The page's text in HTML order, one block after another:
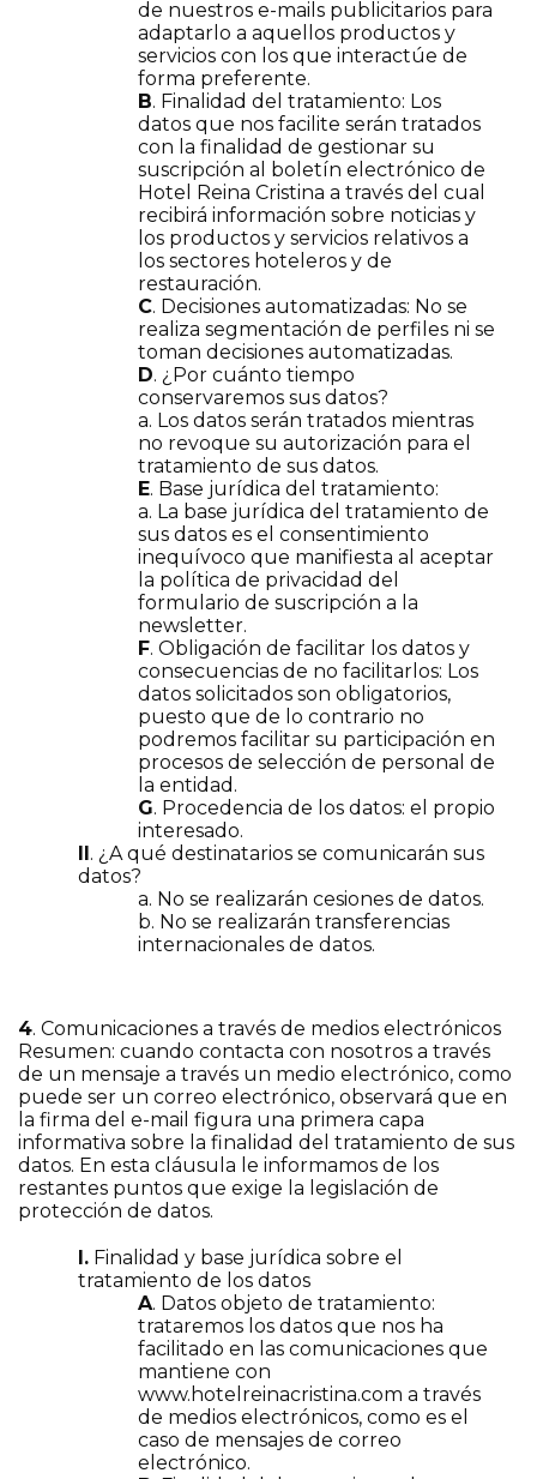
de nuestros e-mails publicitarios para
adaptarlo a aquellos productos y
servicios con los que interactúe de
forma preferente.
B. Finalidad del tratamiento: Los
datos que nos facilite serán tratados
con la finalidad de gestionar su
suscripción al boletín electrónico de
Hotel Reina Cristina a través del cual
recibirá información sobre noticias y
los productos y servicios relativos a
los sectores hoteleros y de
restauración.
C. Decisiones automatizadas: No se
realiza segmentación de perfiles ni se
toman decisiones automatizadas.
D. ¿Por cuánto tiempo
conservaremos sus datos?
a. Los datos serán tratados mientras
no revoque su autorización para el
tratamiento de sus datos.
E. Base jurídica del tratamiento:
a. La base jurídica del tratamiento de
sus datos es el consentimiento
inequívoco que manifiesta al aceptar
la política de privacidad del
formulario de suscripción a la
newsletter.
F. Obligación de facilitar los datos y
consecuencias de no facilitarlos: Los
datos solicitados son obligatorios,
puesto que de lo contrario no
podremos facilitar su participación en
procesos de selección de personal de
la entidad.
G. Procedencia de los datos: el propio
interesado.
II. ¿A qué destinatarios se comunicarán sus
datos?
a. No se realizarán cesiones de datos.
b. No se realizarán transferencias
internacionales de datos.
4. Comunicaciones a través de medios electrónicos
Resumen: cuando contacta con nosotros a través
de un mensaje a través un medio electrónico, como
puede ser un correo electrónico, observará que en
la firma del e-mail figura una primera capa
informativa sobre la finalidad del tratamiento de sus
datos. En esta cláusula le informamos de los
restantes puntos que exige la legislación de
protección de datos.
I. Finalidad y base jurídica sobre el
tratamiento de los datos
A. Datos objeto de tratamiento:
trataremos los datos que nos ha
facilitado en las comunicaciones que
mantiene con
www.hotelreinacristina.com a través
de medios electrónicos, como es el
caso de mensajes de correo
electrónico.